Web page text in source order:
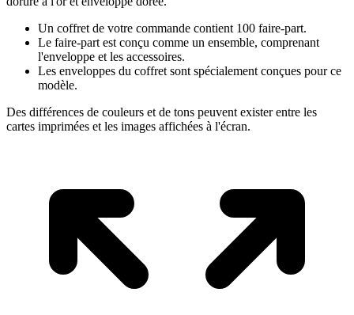
Un coffret de votre commande contient 100 faire-part.
Le faire-part est conçu comme un ensemble, comprenant
l'enveloppe et les accessoires.
Les enveloppes du coffret sont spécialement conçues pour ce
modèle.
Des différences de couleurs et de tons peuvent exister entre les
cartes imprimées et les images affichées à l'écran.